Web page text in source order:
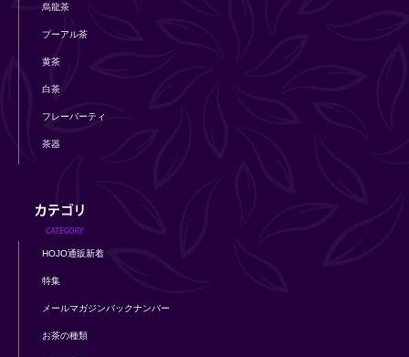
烏龍茶
プーアル茶
黄茶
白茶
フレーバーティ
茶器
HOJO通販新着
特集
メールマガジンバックナンバー
お茶の種類